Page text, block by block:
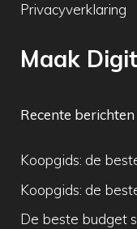
Privacyverklaring
Maak
Recente berichten
Koopgids: de
Koopgids: de
De beste budget